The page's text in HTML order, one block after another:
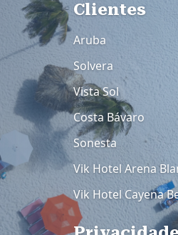
Rodapé
Clientes
Aruba
Solvera
Vista Sol
Costa Bávaro
Sonesta
Vik Hotel Arena
Vik Hotel Cayena